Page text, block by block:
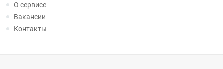
О сервисе
Вакансии
Контакты